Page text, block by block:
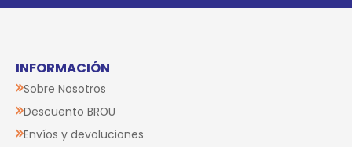
INFORMACIÓN
Sobre Nosotros
Descuento BROU
Envíos y devoluciones